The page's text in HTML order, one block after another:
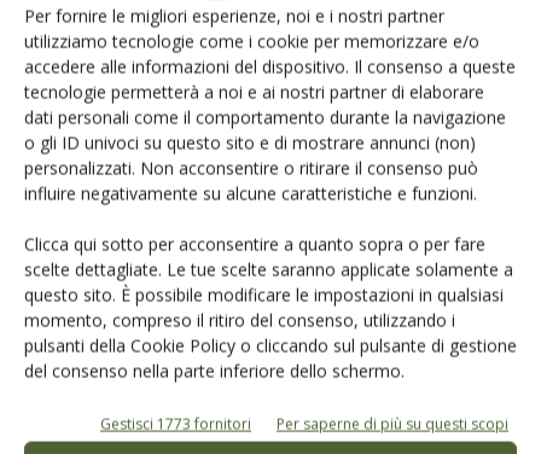
Per fornire le migliori esperienze, noi e i nostri partner
utilizziamo tecnologie come i cookie per memorizzare e/o
accedere alle informazioni del dispositivo. Il consenso a queste
tecnologie permetterà a noi e ai nostri partner di elaborare
dati personali come il comportamento durante la navigazione
o gli ID univoci su questo sito e di mostrare annunci (non)
personalizzati. Non acconsentire o ritirare il consenso può
influire negativamente su alcune caratteristiche e funzioni.
Clicca qui sotto per acconsentire a quanto sopra o per fare
scelte dettagliate. Le tue scelte saranno applicate solamente a
questo sito. È possibile modificare le impostazioni in qualsiasi
momento, compreso il ritiro del consenso, utilizzando i
pulsanti della Cookie Policy o cliccando sul pulsante di gestione
del consenso nella parte inferiore dello schermo.
Gestisci 1773 fornitori Per saperne di più su questi scopi
Iscriviti alle nostre newsletter
© Tecniche Nuove Spa. Tutti i diritti riservati. Sede legale Via Eritrea 21 -
imprese di Milano: 00753480151
Registrazione Tribunale di Milano n. 69 del 05/03/2014. Precedentemente